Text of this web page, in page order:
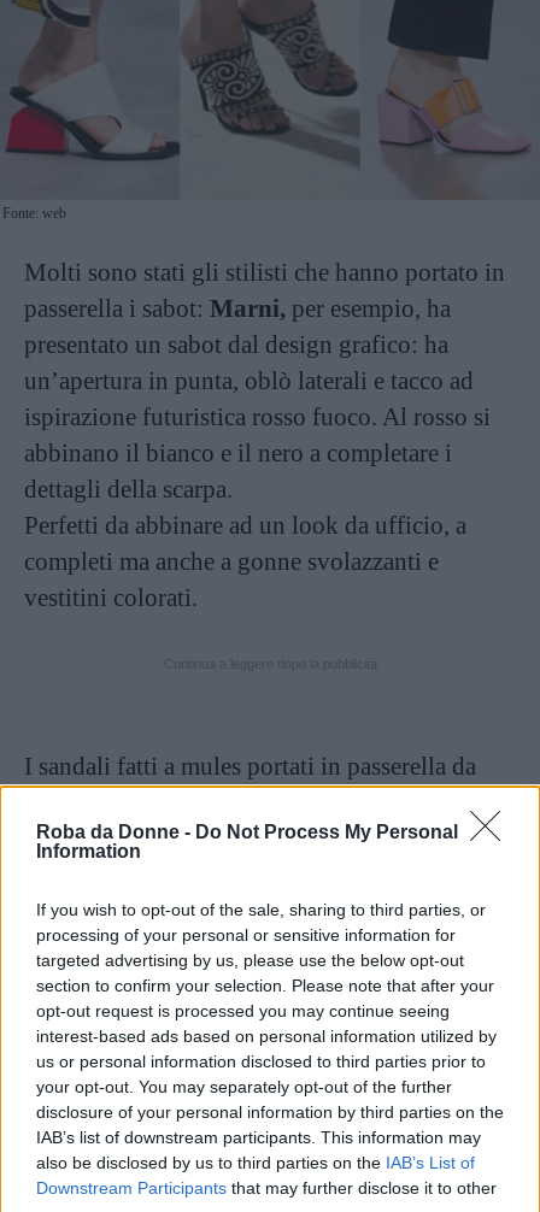
Roba da Donne - Do Not Process My Personal
Information
If you wish to opt-out of the sale, sharing to third parties, or
processing of your personal or sensitive information for
targeted advertising by us, please use the below opt-out
section to confirm your selection. Please note that after your
opt-out request is processed you may continue seeing
interest-based ads based on personal information utilized by
us or personal information disclosed to third parties prior to
your opt-out. You may separately opt-out of the further
disclosure of your personal information by third parties on the
IAB’s list of downstream participants. This information may
also be disclosed by us to third parties on the IAB’s List of
Downstream Participants that may further disclose it to other
Fonte: web
Molti sono stati gli stilisti che hanno portato in
passerella i sabot: Marni, per esempio, ha
presentato un sabot dal design grafico: ha
un’apertura in punta, oblò laterali e tacco ad
ispirazione futuristica rosso fuoco. Al rosso si
abbinano il bianco e il nero a completare i
dettagli della scarpa.
Perfetti da abbinare ad un look da ufficio, a
completi ma anche a gonne svolazzanti e
vestitini colorati.
I sandali fatti a mules portati in passerella da
spillo. La parte centrale è composta da fascia
rilievo. Le borchie sono di colori alterni oro e
argento, la scarpa è portabile praticamente con
tutto: completo elegante,tubino neroclassico,
pantalone nero elegante, jeans con camicetta e
vestitini.
Jil Sander propone un tacco largo e quadrato
di media altezza abbinato alla
punta tondeggiante della scarpa. I colori